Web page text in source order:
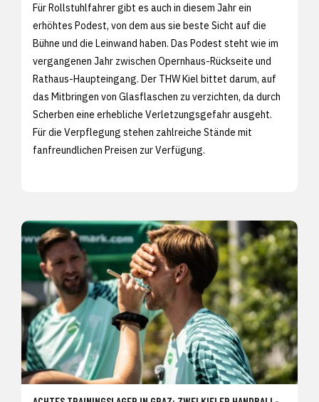
Für Rollstuhlfahrer gibt es auch in diesem Jahr ein
erhöhtes Podest, von dem aus sie beste Sicht auf die
Bühne und die Leinwand haben. Das Podest steht wie im
vergangenen Jahr zwischen Opernhaus-Rückseite und
Rathaus-Haupteingang. Der THW Kiel bittet darum, auf
das Mitbringen von Glasflaschen zu verzichten, da durch
Scherben eine erhebliche Verletzungsgefahr ausgeht.
Für die Verpflegung stehen zahlreiche Stände mit
fanfreundlichen Preisen zur Verfügung.